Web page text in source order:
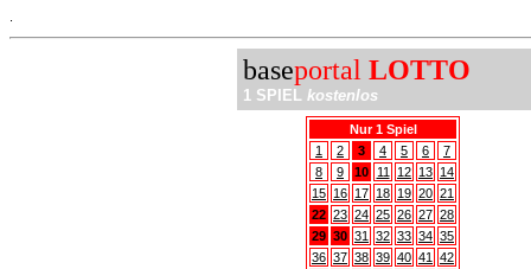
baseportal LOTTO
1 SPIEL kostenlos
Nur 1 Spiel
1
2 3 4 5 6
7
8
9 10 11 12 13 14
15 16 17 18 19 20 21
22 23 24 25 26 27 28
29 30 31 32 33 34 35
36 37 38 39 40 41
42